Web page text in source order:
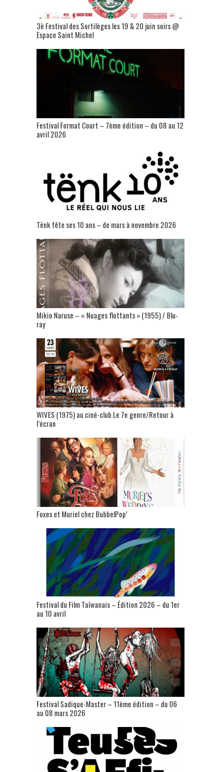
3è Festival des Sortilèges les 19 & 20 juin soirs @
Espace Saint Michel
Festival Format Court – 7ème édition – du 08 au 12
avril 2026
Tënk fête ses 10 ans – de mars à novembre 2026
Mikio Naruse – « Nuages flottants » (1955) / Blu-
ray
WIVES (1975) au ciné-club Le 7e genre/Retour à
l’écran
Foxes et Muriel chez BubbelPop’
Festival du Film Taïwanais – Édition 2026 – du 1er
au 10 avril
Festival Sadique-Master – 11ème édition – du 06
au 08 mars 2026